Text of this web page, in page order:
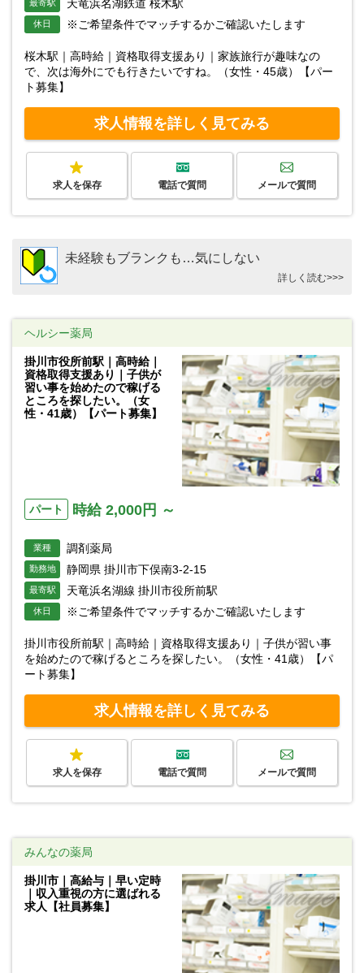
最寄駅 天竜浜名湖鉄道 桜木駅
休日 ※ご希望条件でマッチするかご確認いたします
桜木駅｜高時給｜資格取得支援あり｜家族旅行が趣味なの
で、次は海外にでも行きたいですね。（女性・45歳）【パー
ト募集】
求人情報を詳しく見てみる
求人を保存 電話で質問 メールで質問
未経験もブランクも…気にしない
詳しく読む>>>
ヘルシー薬局
掛川市役所前駅｜高時給｜
資格取得支援あり｜子供が
習い事を始めたので稼げる
ところを探したい。（女
性・41歳）【パート募集】
パート 時給 2,000円 ～
業種 調剤薬局
勤務地 静岡県 掛川市下俣南3-2-15
最寄駅 天竜浜名湖線 掛川市役所前駅
休日 ※ご希望条件でマッチするかご確認いたします
掛川市役所前駅｜高時給｜資格取得支援あり｜子供が習い事
を始めたので稼げるところを探したい。（女性・41歳）【パ
ート募集】
求人情報を詳しく見てみる
求人を保存 電話で質問 メールで質問
みんなの薬局
掛川市｜高給与｜早い定時
｜収入重視の方に選ばれる
求人【社員募集】